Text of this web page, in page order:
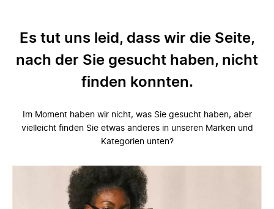
Es tut uns leid, dass wir die Seite,
nach der Sie gesucht haben, nicht
finden konnten.
Im Moment haben wir nicht, was Sie gesucht haben, aber
vielleicht finden Sie etwas anderes in unseren Marken und
Kategorien unten?